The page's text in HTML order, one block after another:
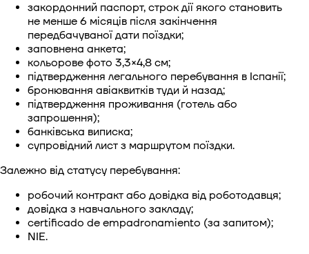
закордонний паспорт, строк дії якого становить
не менше 6 місяців після закінчення
передбачуваної дати поїздки;
заповнена анкета;
кольорове фото 3,3×4,8 см;
підтвердження легального перебування в Іспанії;
бронювання авіаквитків туди й назад;
підтвердження проживання (готель або
запрошення);
банківська виписка;
супровідний лист з маршрутом поїздки.
Залежно від статусу перебування:
робочий контракт або довідка від роботодавця;
довідка з навчального закладу;
certificado de empadronamiento (за запитом);
NIE.